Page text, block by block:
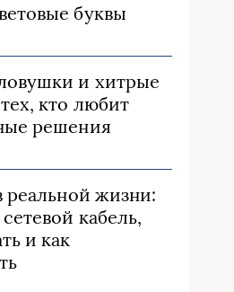
буквы
и хитрые
кто любит
решения
реальной жизни:
кабель,
и как